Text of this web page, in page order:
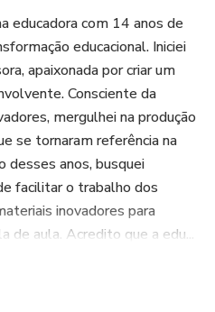
educadora com 14 anos de
educacional. Iniciei
apaixonada por criar um
Consciente da
mergulhei na produção
se tornaram referência na
desses anos, busquei
facilitar o trabalho dos
inovadores para
de aula. Acredito que a edu...